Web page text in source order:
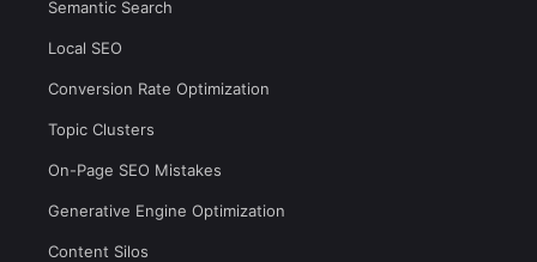
Semantic Search
Local SEO
Conversion Rate Optimization
Topic Clusters
On-Page SEO Mistakes
Generative Engine Optimization
Content Silos